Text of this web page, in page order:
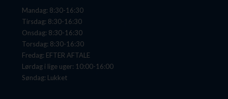
Mandag: 8:30-16:30
Tirsdag: 8:30-16:30
Onsdag: 8:30-16:30
Torsdag: 8:30-16:30
Fredag: EFTER AFTALE
Lørdag i lige uger: 10:00-16:00
Søndag: Lukket